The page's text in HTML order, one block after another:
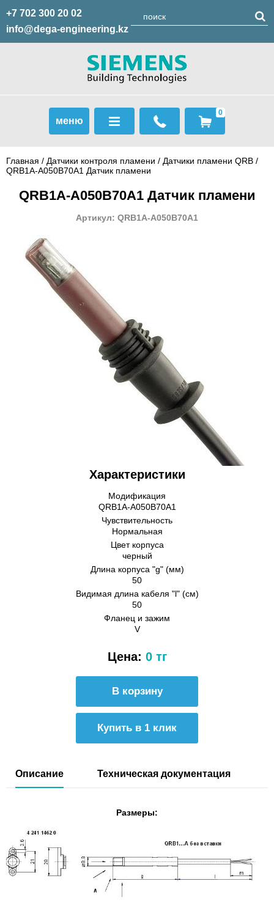
+7 702 300 20 02
info@dega-engineering.kz
меню
0
Главная / Датчики контроля пламени / Датчики пламени QRB /
QRB1A-A050B70A1 Датчик пламени
QRB1A-A050B70A1 Датчик пламени
Артикул: QRB1A-A050B70A1
Характеристики
Модификация
QRB1A-A050B70A1
Чувствительность
Нормальная
Цвет корпуса
черный
Длина корпуса "g" (мм)
50
Видимая длина кабеля "l" (см)
50
Фланец и зажим
V
Цена: 0 тг
Купить в 1 клик
Описание Техническая документация
Размеры: